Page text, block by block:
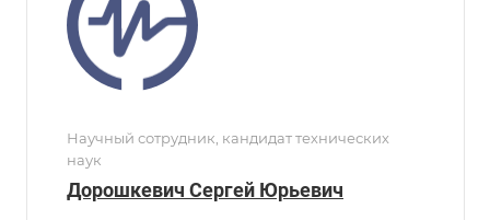
Научный сотрудник, кандидат технических
наук
Дорошкевич Сергей Юрьевич